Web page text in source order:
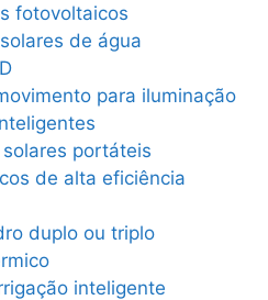
fotovoltaicos
de água
para iluminação
portáteis
de alta eficiência
duplo ou triplo
inteligente